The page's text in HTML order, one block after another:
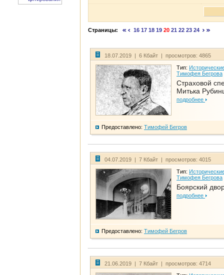
Страницы: 16 17 18 19 20 21 22 23 24
18.07.2019 | 6 Кбайт | просмотров: 4865
Тип:
Тимофея Бегрова
Страховой
Митька
подробнее
Предоставлено: Тимофей Бегров
04.07.2019 | 7 Кбайт | просмотров: 4015
Тип:
Тимофея Бегрова
Боярский
подробнее
Предоставлено: Тимофей Бегров
21.06.2019 | 7 Кбайт | просмотров: 4714